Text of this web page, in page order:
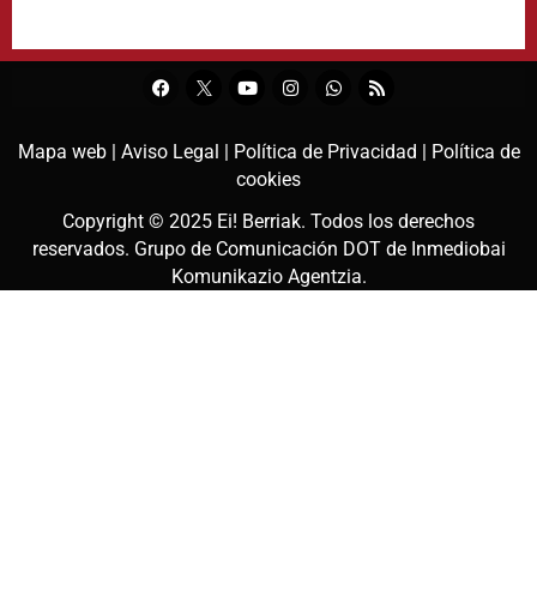
Mapa web | Aviso Legal | Política de Privacidad |
Política de
cookies
Copyright © 2025 Ei! Berriak. Todos los derechos
reservados. Grupo de Comunicación DOT de Inmediobai
Komunikazio Agentzia.